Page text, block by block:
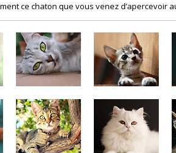
ce chaton que vous venez d’apercevoir